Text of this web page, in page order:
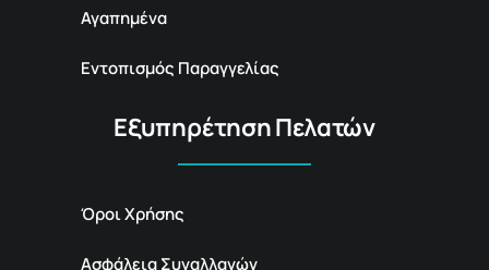
Αγαπημένα
Εντοπισμός Παραγγελίας
Εξυπηρέτηση Πελατών
Όροι Χρήσης
Ασφάλεια Συναλλαγών